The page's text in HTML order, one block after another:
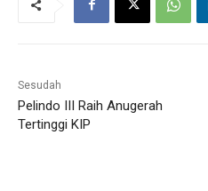
Sesudah
Pelindo III Raih Anugerah
Tertinggi KIP